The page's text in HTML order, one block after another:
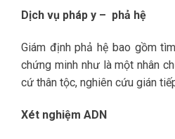
Dịch vụ pháp y – phả hệ
Giám định phả hệ bao gồm
chứng minh như là một nhân
cứ thân tộc, nghiên cứu gián
Xét nghiệm ADN